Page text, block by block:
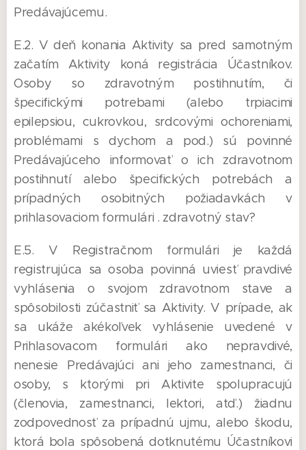
Predávajúcemu.
E.2. V deň konania Aktivity sa pred samotným
začatím Aktivity koná registrácia Účastníkov.
Osoby so zdravotným postihnutím, či
špecifickými potrebami (alebo trpiacimi
epilepsiou, cukrovkou, srdcovými ochoreniami,
problémami s dychom a pod.) sú povinné
Predávajúceho informovať o ich zdravotnom
postihnutí alebo špecifických potrebách a
prípadných osobitných požiadavkách v
prihlasovaciom formulári . zdravotný stav?
E.5. V Registračnom formulári je každá
registrujúca sa osoba povinná uviesť pravdivé
vyhlásenia o svojom zdravotnom stave a
spôsobilosti zúčastniť sa Aktivity. V prípade, ak
sa ukáže akékoľvek vyhlásenie uvedené v
Prihlasovacom formulári ako nepravdivé,
nenesie Predávajúci ani jeho zamestnanci, či
osoby, s ktorými pri Aktivite spolupracujú
(členovia, zamestnanci, lektori, atď.) žiadnu
zodpovednosť za prípadnú ujmu, alebo škodu,
ktorá bola spôsobená dotknutému Účastníkovi